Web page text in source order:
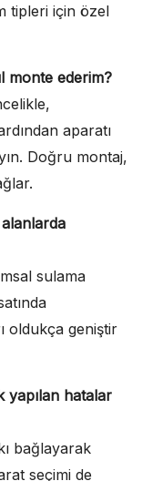
tipleri için özel
monte ederim?
aparatı
Doğru montaj,
sulama
oldukça geniştir
yapılan hatalar
bağlayarak
seçimi de